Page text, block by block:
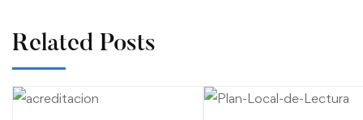
Related Posts